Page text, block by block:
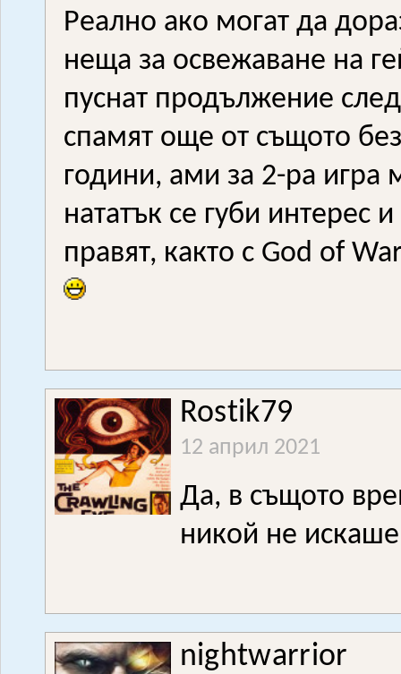
Реално ако могат да
неща за освежаване на
пуснат продължение
спамят още от същото
години, ами за 2-ра игра
нататък се губи интерес
правят, както с God of
Rostik79
12 април 2021
Да, в същото
никой не
nightwarrior